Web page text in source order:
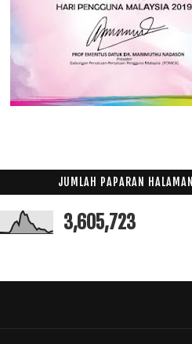
JUMLAH PAPARAN HALAMAN
3,605,723